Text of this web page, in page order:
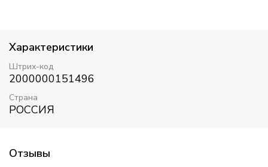
Характеристики
Штрих-код
2000000151496
Страна
РОССИЯ
Отзывы